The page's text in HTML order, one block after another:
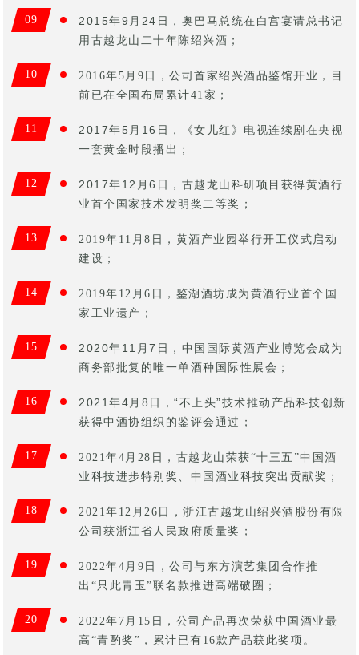
09
2015年9月24日，奥巴马总统在白宫宴请总书记
用古越龙山二十年陈绍兴酒；
10
2016年5月9日，公司首家绍兴酒品鉴馆开业，目
前已在全国布局累计41家；
11
2017年5月16日，《女儿红》电视连续剧在央视
一套黄金时段播出；
12
2017年12月6日，古越龙山科研项目获得黄酒行
业首个国家技术发明奖二等奖；
13
2019年11月8日，黄酒产业园举行开工仪式启动
建设；
14
2019年12月6日，鉴湖酒坊成为黄酒行业首个国
家工业遗产；
15
2020年11月7日，中国国际黄酒产业博览会成为
商务部批复的唯一单酒种国际性展会；
16
2021年4月8日，“不上头”技术推动产品科技创新
获得中酒协组织的鉴评会通过；
17
2021年4月28日，古越龙山荣获“十三五”中国酒
业科技进步特别奖、中国酒业科技突出贡献奖；
18
2021年12月26日，浙江古越龙山绍兴酒股份有限
公司获浙江省人民政府质量奖；
19
2022年4月9日，公司与东方演艺集团合作推
出“只此青玉”联名款推进高端破圈；
20
2022年7月15日，公司产品再次荣获中国酒业最
高“青酌奖”，累计已有16款产品获此奖项。